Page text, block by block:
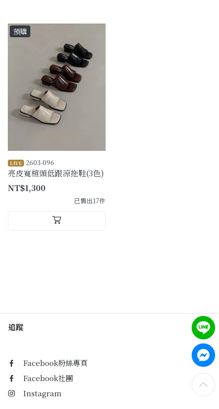
預購
LIVE 2603-096
亮皮寬楦頭低跟涼拖鞋(3色)
NT$1,300
已售出17件
追蹤
Facebook粉絲專頁
Facebook社團
Instagram